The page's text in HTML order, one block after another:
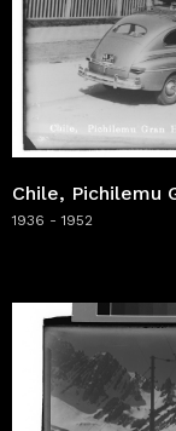
Chile, Pichilemu
1936 - 1952